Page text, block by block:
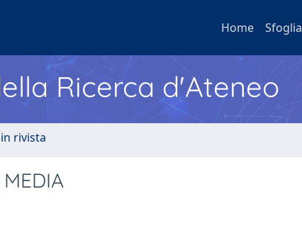
Home Sfoglia
Ricerca d'Ateneo
rivista